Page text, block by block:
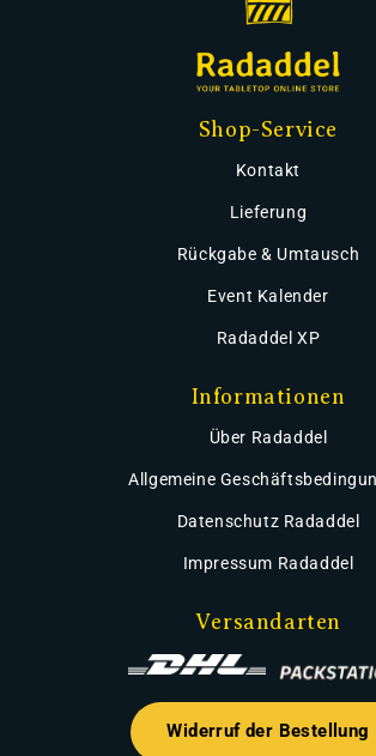
Shop-Service
Kontakt
Lieferung
Rückgabe & Umtausch
Event Kalender
Radaddel XP
Informationen
Über Radaddel
Allgemeine
Datenschutz Radaddel
Impressum Radaddel
Versandarten
Widerruf der Bestellung